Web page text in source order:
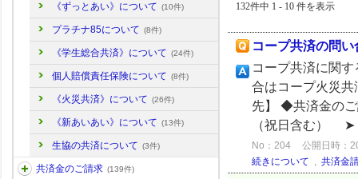
《ずっとあい》について (10件)
プラチナ85について (8件)
《学生総合共済》について (24件)
個人賠償責任保険について (8件)
《火災共済》について (26件)
《新あいあい》について (13件)
生協の共済について (3件)
共済金のご請求 (139件)
132件中 1 - 10 件を表示
コープ共済の問
コープ共済に関
合はコープ火災
先】 ◆共済金の
（祝日含む） ➤
No：204
公開日時：
続きについて , 共済金